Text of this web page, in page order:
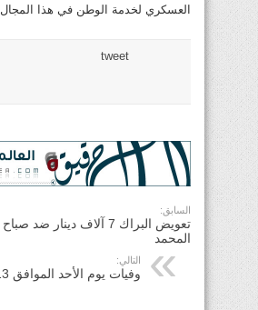
العسكري لخدمة الوطن في هذا المجال
tweet
السابق:
تعويض البراك 7 آلاف دينار ضد صباح
المحمد
التالي:
وفيات يوم الأحد الموافق 29/9/2013